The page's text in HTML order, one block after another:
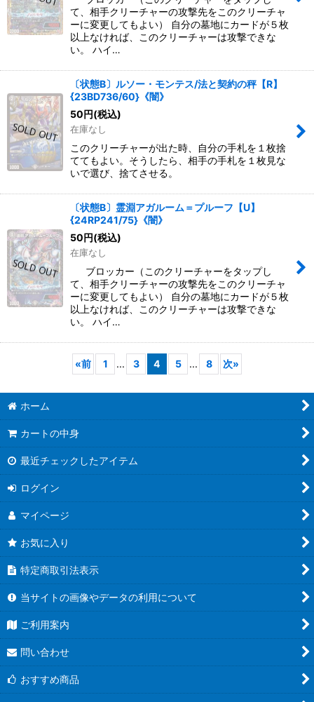
て、相手クリーチャーの攻撃先をこのクリーチャ
ーに変更してもよい） 自分の墓地にカードが５枚
以上なければ、このクリーチャーは攻撃できな
い。 ハイ…
〔状態B〕ルソー・モンテス/法と契約の秤【R】
{23BD736/60}《闇》
50円(税込)
在庫なし
このクリーチャーが出た時、自分の手札を１枚捨
ててもよい。そうしたら、相手の手札を１枚見な
いで選び、捨てさせる。
〔状態B〕霊淵アガルーム＝プルーフ【U】
{24RP241/75}《闇》
50円(税込)
在庫なし
ブロッカー（このクリーチャーをタップし
て、相手クリーチャーの攻撃先をこのクリーチャ
ーに変更してもよい） 自分の墓地にカードが５枚
以上なければ、このクリーチャーは攻撃できな
い。 ハイ…
«前 1 ... 3 4 5 ... 8 次»
ホーム
カートの中身
最近チェックしたアイテム
ログイン
マイページ
お気に入り
特定商取引法表示
当サイトの画像やデータの利用について
ご利用案内
問い合わせ
おすすめ商品